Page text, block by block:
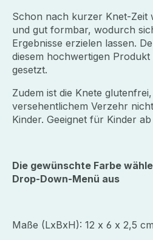
Schon nach kurzer Knet-Zeit
und gut formbar, wodurch
Ergebnisse erzielen lassen.
diesem hochwertigen Produkt
gesetzt.
Zudem ist die Knete
versehentlichem Verzehr
Kinder. Geeignet für Kinder
Die gewünschte Farbe
Drop-Down-Menü aus
Maße (LxBxH): 12 x 6 x 2,5 cm